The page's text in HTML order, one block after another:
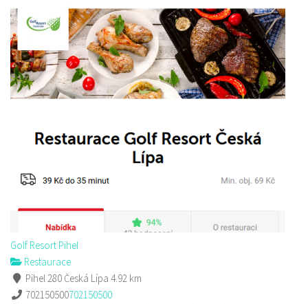
Golf Resort Pihel
Restaurace
Pihel 280 Česká Lípa 4.92 km
702150500702150500